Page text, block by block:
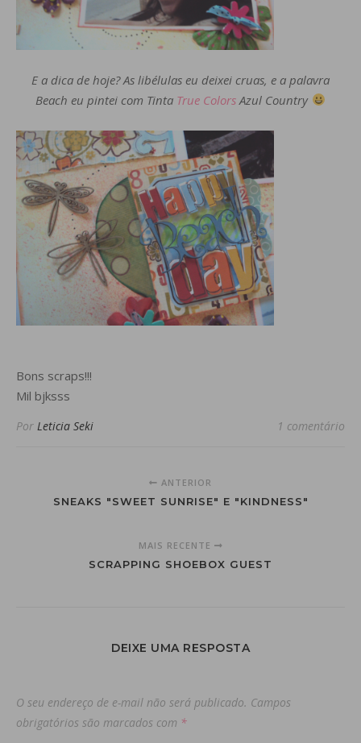
E a dica de hoje? As libélulas eu deixei cruas, e a palavra
Beach eu pintei com Tinta True Colors Azul Country
Bons scraps!!!
Mil bjksss
Por Leticia Seki 1 comentário
ANTERIOR
SNEAKS "SWEET SUNRISE" E "KINDNESS"
MAIS RECENTE
SCRAPPING SHOEBOX GUEST
DEIXE UMA RESPOSTA
O seu endereço de e-mail não será publicado. Campos
obrigatórios são marcados com *